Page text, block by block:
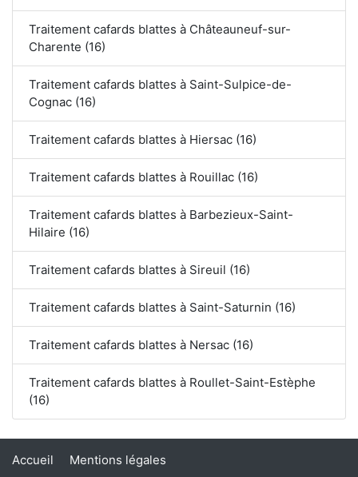
Traitement cafards blattes à Châteauneuf-sur-
Charente (16)
Traitement cafards blattes à Saint-Sulpice-de-
Cognac (16)
Traitement cafards blattes à Hiersac (16)
Traitement cafards blattes à Rouillac (16)
Traitement cafards blattes à Barbezieux-Saint-
Hilaire (16)
Traitement cafards blattes à Sireuil (16)
Traitement cafards blattes à Saint-Saturnin (16)
Traitement cafards blattes à Nersac (16)
Traitement cafards blattes à Roullet-Saint-Estèphe
(16)
Accueil Mentions légales